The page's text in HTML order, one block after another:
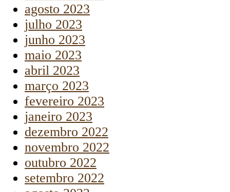
agosto 2023
julho 2023
junho 2023
maio 2023
abril 2023
março 2023
fevereiro 2023
janeiro 2023
dezembro 2022
novembro 2022
outubro 2022
setembro 2022